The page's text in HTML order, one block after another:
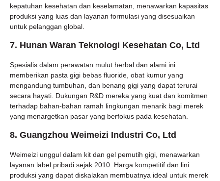
kepatuhan kesehatan dan keselamatan, menawarkan kapasitas
produksi yang luas dan layanan formulasi yang disesuaikan
untuk pelanggan global.
7. Hunan Waran Teknologi Kesehatan Co, Ltd
Spesialis dalam perawatan mulut herbal dan alami ini
memberikan pasta gigi bebas fluoride, obat kumur yang
mengandung tumbuhan, dan benang gigi yang dapat terurai
secara hayati. Dukungan R&D mereka yang kuat dan komitmen
terhadap bahan-bahan ramah lingkungan menarik bagi merek
yang menargetkan pasar yang berfokus pada kesehatan.
8. Guangzhou Weimeizi Industri Co, Ltd
Weimeizi unggul dalam kit dan gel pemutih gigi, menawarkan
layanan label pribadi sejak 2010. Harga kompetitif dan lini
produksi yang dapat diskalakan membuatnya ideal untuk merek